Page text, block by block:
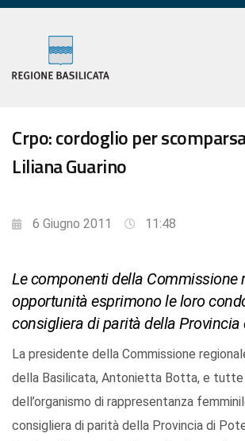
Crpo: cordoglio per
Liliana Guarino
6 Giugno 2011 11:48
Le componenti della Commissione
opportunità esprimono le loro
consigliera di parità della Provincia
La presidente della Commissione
della Basilicata, Antonietta Botta, e
dell’organismo di rappresentanza
consigliera di parità della Provincia di